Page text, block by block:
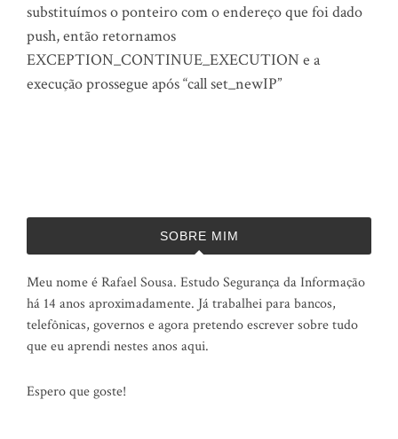
substituímos o ponteiro com o endereço que foi dado
push, então retornamos
EXCEPTION_CONTINUE_EXECUTION e a
execução prossegue após “call set_newIP”
SOBRE MIM
Meu nome é Rafael Sousa. Estudo Segurança da Informação
há 14 anos aproximadamente. Já trabalhei para bancos,
telefônicas, governos e agora pretendo escrever sobre tudo
que eu aprendi nestes anos aqui.
Espero que goste!